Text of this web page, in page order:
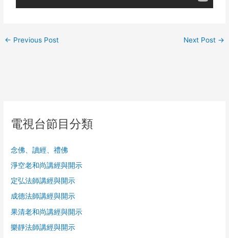
← Previous Post Next Post →
電視台節目分類
念佛、讀經、禮佛
淨空老和尚講經與開示
定弘法師講經與開示
成德法師講經與開示
果清老和尚講經與開示
樂靜法師講經與開示